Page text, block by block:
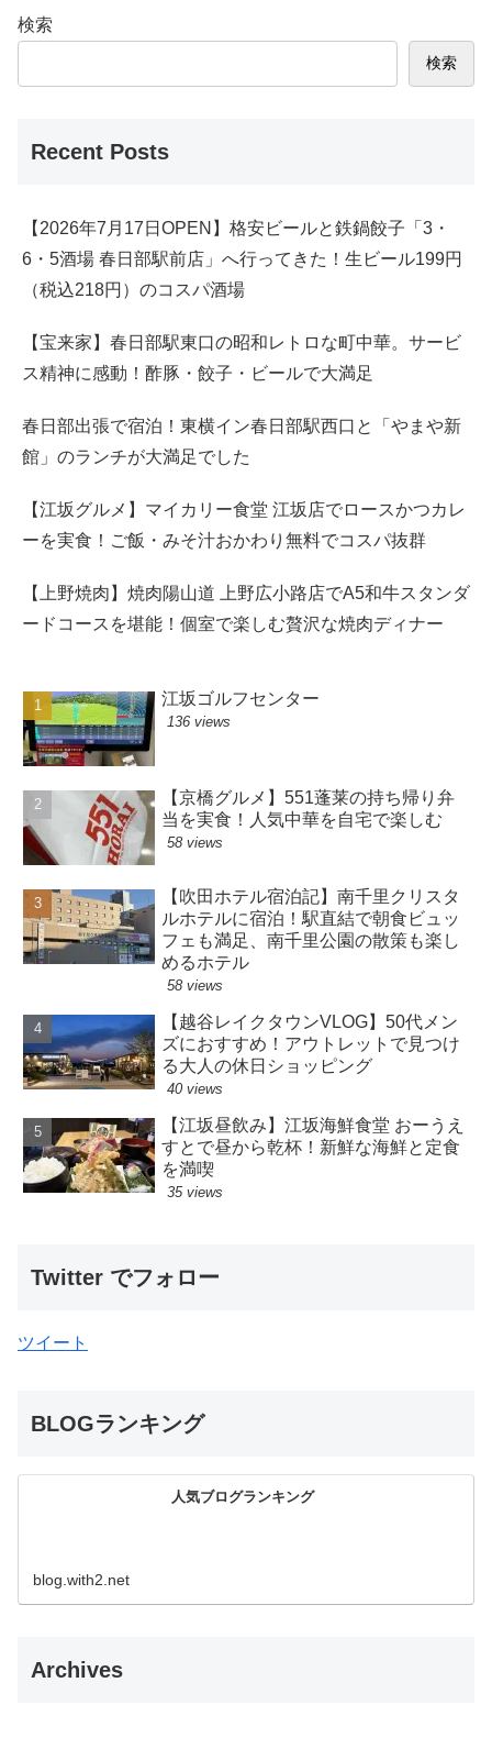
検索
検索
Recent Posts
【2026年7月17日OPEN】格安ビールと鉄鍋餃子「3・
6・5酒場 春日部駅前店」へ行ってきた！生ビール199円
（税込218円）のコスパ酒場
【宝来家】春日部駅東口の昭和レトロな町中華。サービ
ス精神に感動！酢豚・餃子・ビールで大満足
春日部出張で宿泊！東横イン春日部駅西口と「やまや新
館」のランチが大満足でした
【江坂グルメ】マイカリー食堂 江坂店でロースかつカレ
ーを実食！ご飯・みそ汁おかわり無料でコスパ抜群
【上野焼肉】焼肉陽山道 上野広小路店でA5和牛スタンダ
ードコースを堪能！個室で楽しむ贅沢な焼肉ディナー
江坂ゴルフセンター
136 views
【京橋グルメ】551蓬莱の持ち帰り弁
当を実食！人気中華を自宅で楽しむ
58 views
【吹田ホテル宿泊記】南千里クリスタ
ルホテルに宿泊！駅直結で朝食ビュッ
フェも満足、南千里公園の散策も楽し
めるホテル
58 views
【越谷レイクタウンVLOG】50代メン
ズにおすすめ！アウトレットで見つけ
る大人の休日ショッピング
40 views
【江坂昼飲み】江坂海鮮食堂 おーうえ
すとで昼から乾杯！新鮮な海鮮と定食
を満喫
35 views
Twitter でフォロー
ツイート
BLOGランキング
人気ブログランキング
blog.with2.net
Archives